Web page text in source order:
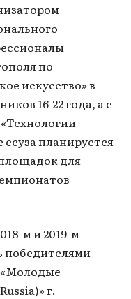
по
искусство» в
16-22 года, а с
планируется
для
м и 2019-м —
победителями
г.